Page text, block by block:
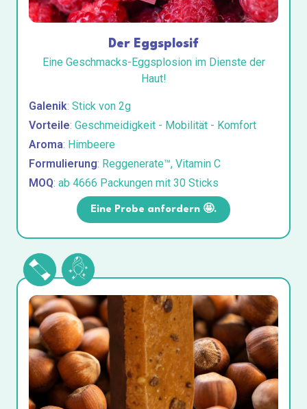
Der Eggsplosif
Eine Geschmacks-Eggsplosion im Dienste der
Haut!
Galenik: Stick von 2g
Vorteile: Geschmeidigkeit - Mobilität - Komfort
Aroma: Himbeere
Formulierung: Reggenerate™, Vitamin C
MOQ: ab 4666 Packungen mit 30 Sticks
Eine Probe anfordern 🤩.